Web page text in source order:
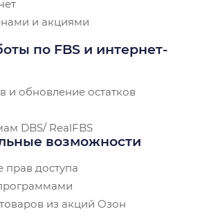
и акциями
по FBS и интернет-
и обновление остатков
DBS/ RealFBS
возможности
прав доступа
из акций Озон